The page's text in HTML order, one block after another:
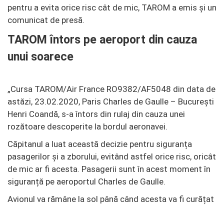
pentru a evita orice risc cât de mic, TAROM a emis și un
comunicat de presă.
TAROM întors pe aeroport din cauza
unui soarece
„Cursa TAROM/Air France RO9382/AF5048 din data de
astăzi, 23.02.2020, Paris Charles de Gaulle – București
Henri Coandă, s-a întors din rulaj din cauza unei
rozătoare descoperite la bordul aeronavei.
Căpitanul a luat această decizie pentru siguranța
pasagerilor și a zborului, evitând astfel orice risc, oricât
de mic ar fi acesta. Pasagerii sunt în acest moment în
siguranță pe aeroportul Charles de Gaulle.
Avionul va rămâne la sol până când acesta va fi curățat